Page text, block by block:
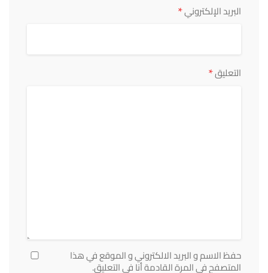
البريد الإلكتروني*
التعليق*
حفظ الاسم و البريد الالكتروني و الموقع في هذا
المتصفح في المرة القادمة أنا في التعليق.